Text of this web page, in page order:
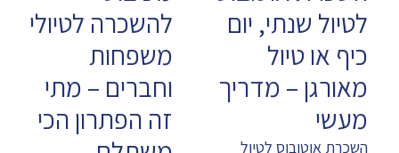
לטיול שנתי, יום
כיף או טיול
מאורגן – מדריך
מעשי
השכרת אוטובוס לטיול
להשכרה לטיולי
משפחות
וחברים – מתי
זה הפתרון הכי